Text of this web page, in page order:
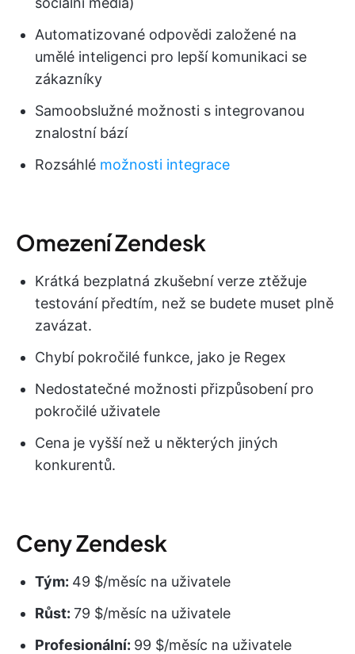
Automatizované odpovědi založené na
umělé inteligenci pro lepší komunikaci se
zákazníky
Samoobslužné možnosti s integrovanou
znalostní bází
Rozsáhlé možnosti integrace
Omezení Zendesk
Krátká bezplatná zkušební verze ztěžuje
testování předtím, než se budete muset plně
zavázat.
Chybí pokročilé funkce, jako je Regex
Nedostatečné možnosti přizpůsobení pro
pokročilé uživatele
Cena je vyšší než u některých jiných
konkurentů.
Ceny Zendesk
Tým: 49 $/měsíc na uživatele
Růst: 79 $/měsíc na uživatele
Profesionální: 99 $/měsíc na uživatele